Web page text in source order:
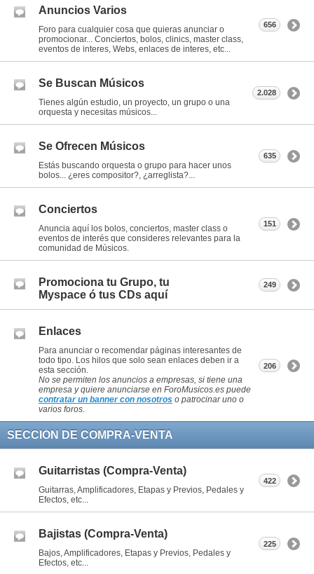
Anuncios Varios
Foro para cualquier cosa que quieras anunciar o
promocionar... Conciertos, bolos, clinics, master class,
eventos de interes, Webs, enlaces de interes, etc...
656
Se Buscan Músicos
Tienes algún estudio, un proyecto, un grupo o una
orquesta y necesitas músicos...
2.028
Se Ofrecen Músicos
Estás buscando orquesta o grupo para hacer unos
bolos... ¿eres compositor?, ¿arreglista?...
635
Conciertos
Anuncia aquí los bolos, conciertos, master class o
eventos de interés que consideres relevantes para la
comunidad de Músicos.
151
Promociona tu Grupo, tu
Myspace ó tus CDs aquí
249
Enlaces
Para anunciar o recomendar páginas interesantes de
todo tipo. Los hilos que solo sean enlaces deben ir a
esta sección.
No se permiten los anuncios a empresas, si tiene una
empresa y quiere anunciarse en ForoMusicos.es puede
contratar un banner con nosotros o patrocinar uno o
varios foros.
206
SECCIÓN DE COMPRA-VENTA
Guitarristas (Compra-Venta)
Guitarras, Amplificadores, Etapas y Previos, Pedales y
Efectos, etc...
422
Bajistas (Compra-Venta)
Bajos, Amplificadores, Etapas y Previos, Pedales y
Efectos, etc...
225